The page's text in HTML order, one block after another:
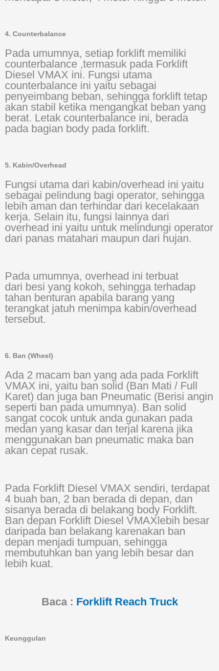
4. Counterbalance
Pada umumnya, setiap forklift memiliki
counterbalance ,termasuk pada Forklift
Diesel VMAX ini. Fungsi utama
counterbalance ini yaitu sebagai
penyeimbang beban, sehingga forklift tetap
akan stabil ketika mengangkat beban yang
berat. Letak counterbalance ini, berada
pada bagian body pada forklift.
5. Kabin/Overhead
Fungsi utama dari kabin/overhead ini yaitu
sebagai pelindung bagi operator, sehingga
lebih aman dan terhindar dari kecelakaan
kerja. Selain itu, fungsi lainnya dari
overhead ini yaitu untuk melindungi operator
dari panas matahari maupun dari hujan.
Pada umumnya, overhead ini terbuat
dari besi yang kokoh, sehingga terhadap
tahan benturan apabila barang yang
terangkat jatuh menimpa kabin/overhead
tersebut.
6. Ban (Wheel)
Ada 2 macam ban yang ada pada Forklift
VMAX ini, yaitu ban solid (Ban Mati / Full
Karet) dan juga ban Pneumatic (Berisi angin
seperti ban pada umumnya). Ban solid
sangat cocok untuk anda gunakan pada
medan yang kasar dan terjal karena jika
menggunakan ban pneumatic maka ban
akan cepat rusak.
Pada Forklift Diesel VMAX sendiri, terdapat
4 buah ban, 2 ban berada di depan, dan
sisanya berada di belakang body Forklift.
Ban depan Forklift Diesel VMAXlebih besar
daripada ban belakang karenakan ban
depan menjadi tumpuan, sehingga
membutuhkan ban yang lebih besar dan
lebih kuat.
Baca : Forklift Reach Truck
Keunggulan